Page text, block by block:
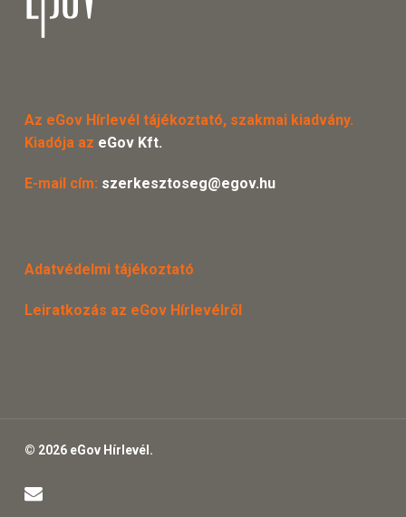
Az eGov Hírlevél tájékoztató, szakmai kiadvány.
Kiadója az eGov Kft.
E-mail cím: szerkesztoseg@egov.hu
Adatvédelmi tájékoztató
Leiratkozás az eGov Hírlevélről
© 2026 eGov Hírlevél.
email